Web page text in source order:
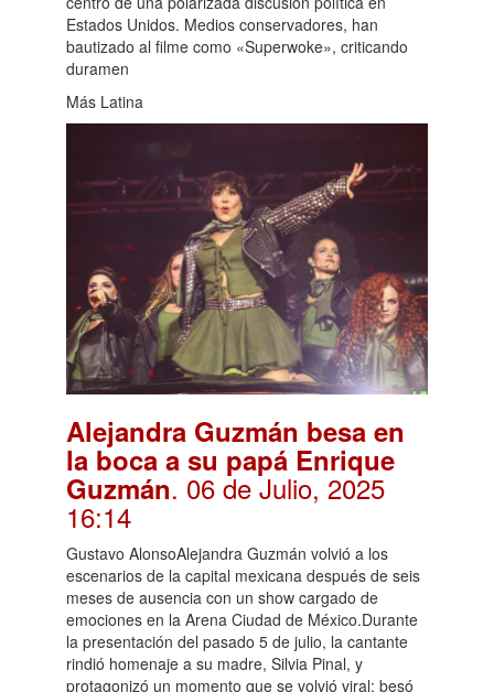
Estados Unidos. Medios conservadores, han
bautizado al filme como «Superwoke», criticando
duramen
Más Latina
Alejandra Guzmán besa en
la boca a su papá Enrique
Guzmán. 06 de Julio, 2025
16:14
Gustavo AlonsoAlejandra Guzmán volvió a los
escenarios de la capital mexicana después de seis
meses de ausencia con un show cargado de
emociones en la Arena Ciudad de México.Durante
la presentación del pasado 5 de julio, la cantante
rindió homenaje a su madre, Silvia Pinal, y
protagonizó un momento que se volvió viral: besó